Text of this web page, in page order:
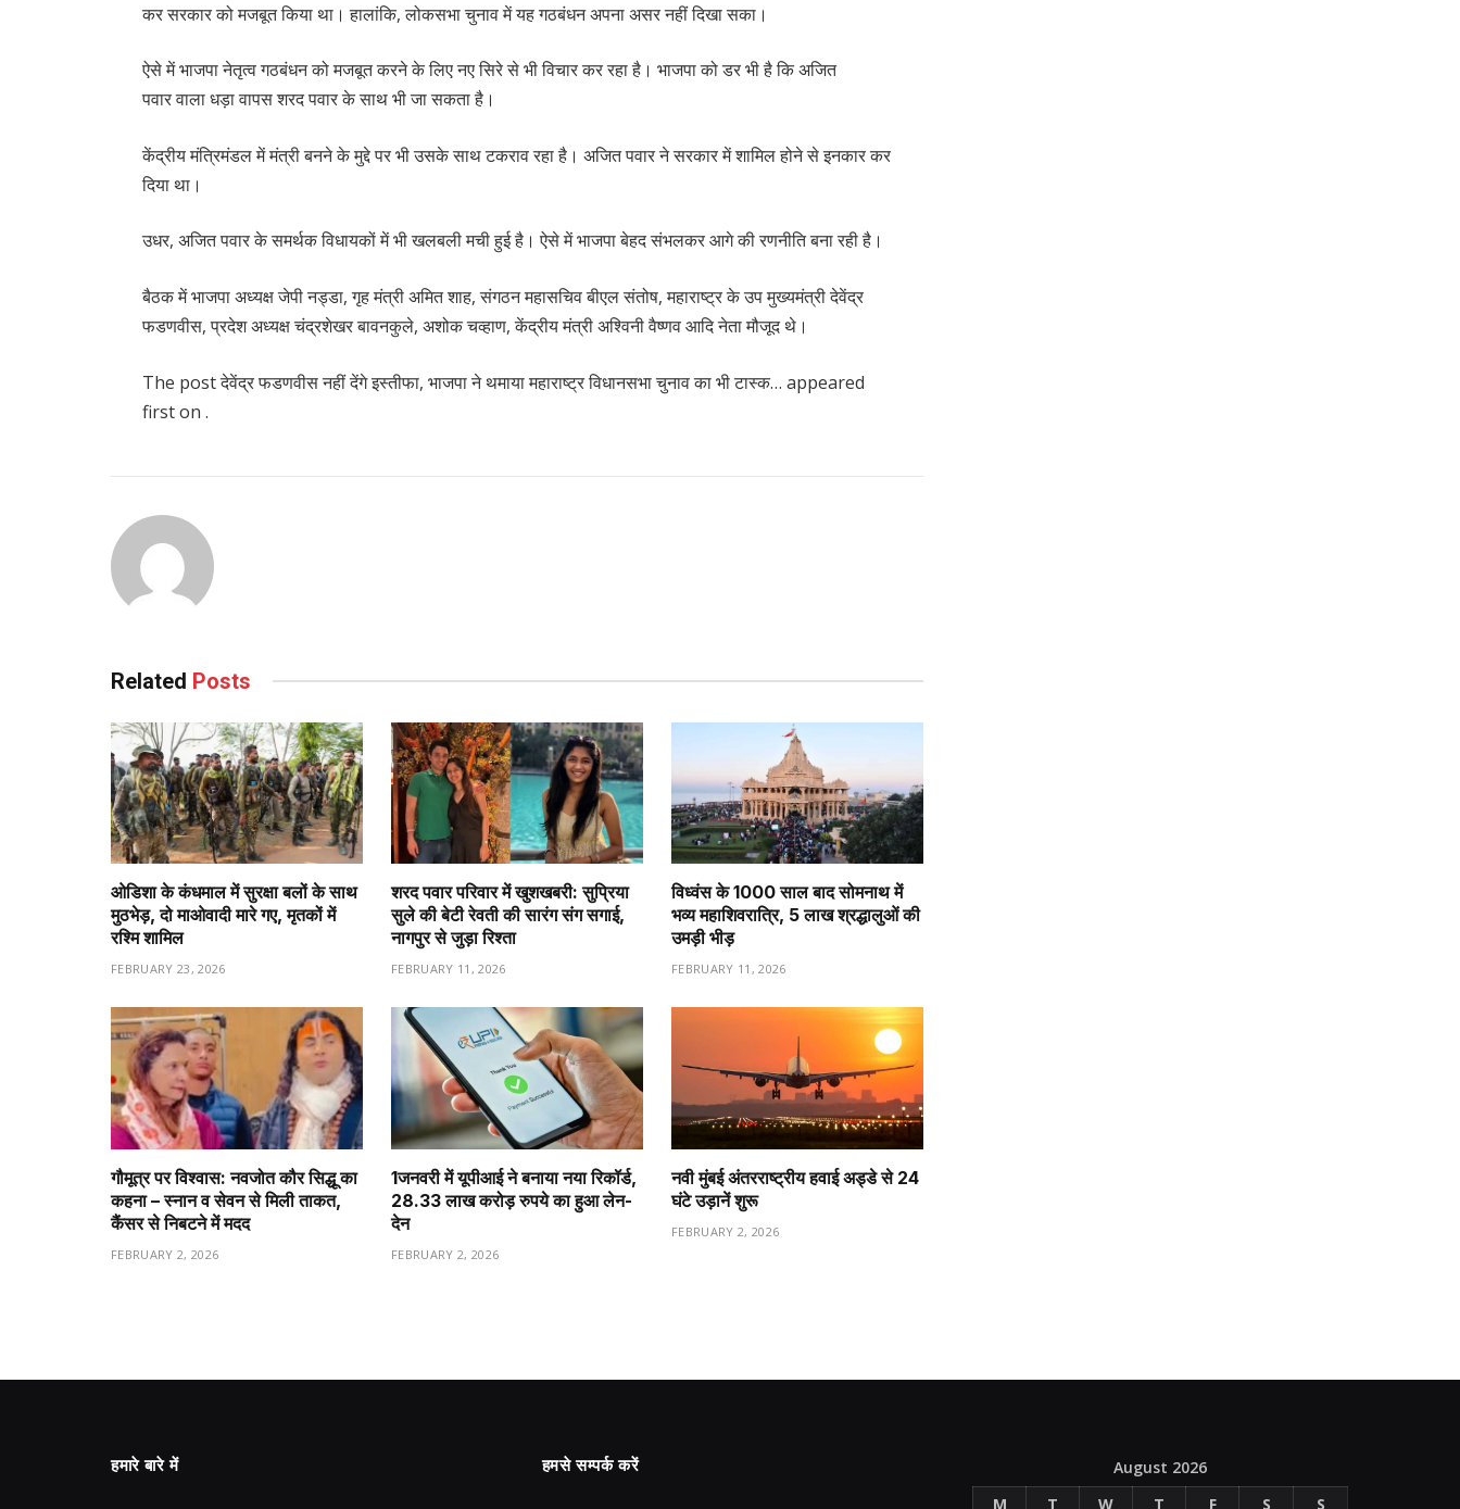
कर सरकार को मजबूत किया था। हालांकि, लोकसभा चुनाव में यह गठबंधन अपना असर नहीं दिखा सका।
ऐसे में भाजपा नेतृत्व गठबंधन को मजबूत करने के लिए नए सिरे से भी विचार कर रहा है। भाजपा को डर भी है कि अजित
पवार वाला धड़ा वापस शरद पवार के साथ भी जा सकता है।
केंद्रीय मंत्रिमंडल में मंत्री बनने के मुद्दे पर भी उसके साथ टकराव रहा है। अजित पवार ने सरकार में शामिल होने से इनकार कर
दिया था।
उधर, अजित पवार के समर्थक विधायकों में भी खलबली मची हुई है। ऐसे में भाजपा बेहद संभलकर आगे की रणनीति बना रही है।
बैठक में भाजपा अध्यक्ष जेपी नड्डा, गृह मंत्री अमित शाह, संगठन महासचिव बीएल संतोष, महाराष्ट्र के उप मुख्यमंत्री देवेंद्र
फडणवीस, प्रदेश अध्यक्ष चंद्रशेखर बावनकुले, अशोक चव्हाण, केंद्रीय मंत्री अश्विनी वैष्णव आदि नेता मौजूद थे।
The post देवेंद्र फडणवीस नहीं देंगे इस्तीफा, भाजपा ने थमाया महाराष्ट्र विधानसभा चुनाव का भी टास्क… appeared
first on .
Related Posts
ओडिशा के कंधमाल में सुरक्षा बलों के साथ
मुठभेड़, दो माओवादी मारे गए, मृतकों में
रश्मि शामिल
FEBRUARY 23, 2026
शरद पवार परिवार में खुशखबरी: सुप्रिया
सुले की बेटी रेवती की सारंग संग सगाई,
नागपुर से जुड़ा रिश्ता
FEBRUARY 11, 2026
विध्वंस के 1000 साल बाद सोमनाथ में
भव्य महाशिवरात्रि, 5 लाख श्रद्धालुओं की
उमड़ी भीड़
FEBRUARY 11, 2026
गौमूत्र पर विश्वास: नवजोत कौर सिद्धू का
कहना – स्नान व सेवन से मिली ताकत,
कैंसर से निबटने में मदद
FEBRUARY 2, 2026
1️जनवरी में यूपीआई ने बनाया नया रिकॉर्ड,
28.33 लाख करोड़ रुपये का हुआ लेन-
देन
FEBRUARY 2, 2026
नवी मुंबई अंतरराष्ट्रीय हवाई अड्डे से 24
घंटे उड़ानें शुरू
FEBRUARY 2, 2026
हमारे बारे में हमसे सम्पर्क करें
August 2026
M
T W T F S S